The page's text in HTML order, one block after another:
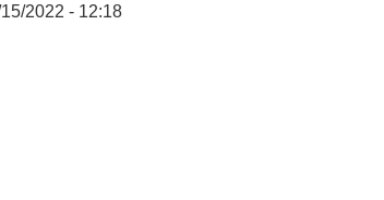
2022 - 12:18